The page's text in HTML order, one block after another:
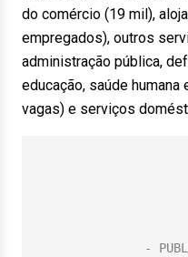
do comércio (19 mil),
empregados), outros
administração pública,
educação, saúde
vagas) e serviços